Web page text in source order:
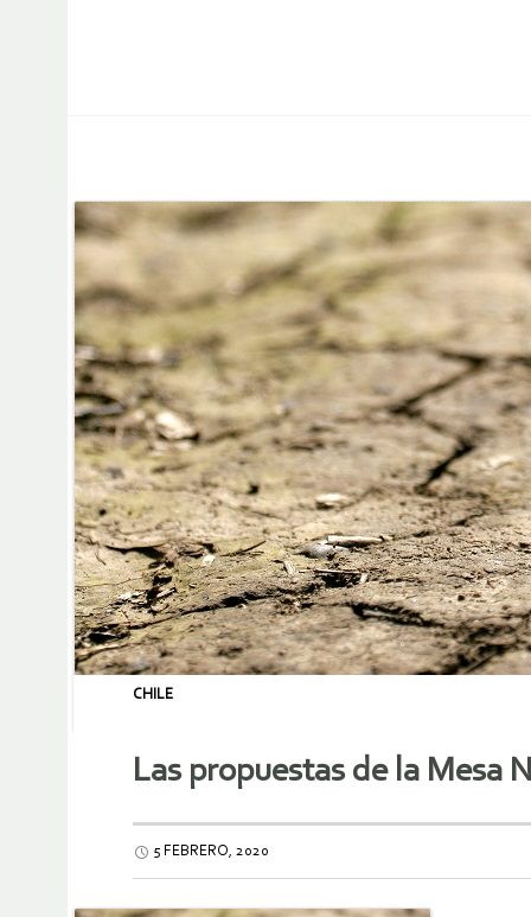
CHILE
Las propuestas de la Mesa
5 FEBRERO, 2020